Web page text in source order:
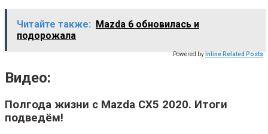
Читайте также: Mazda 6 обновилась и
подорожала
Powered by Inline Related Posts
Видео:
Полгода жизни с Mazda CX5 2020. Итоги
подведём!